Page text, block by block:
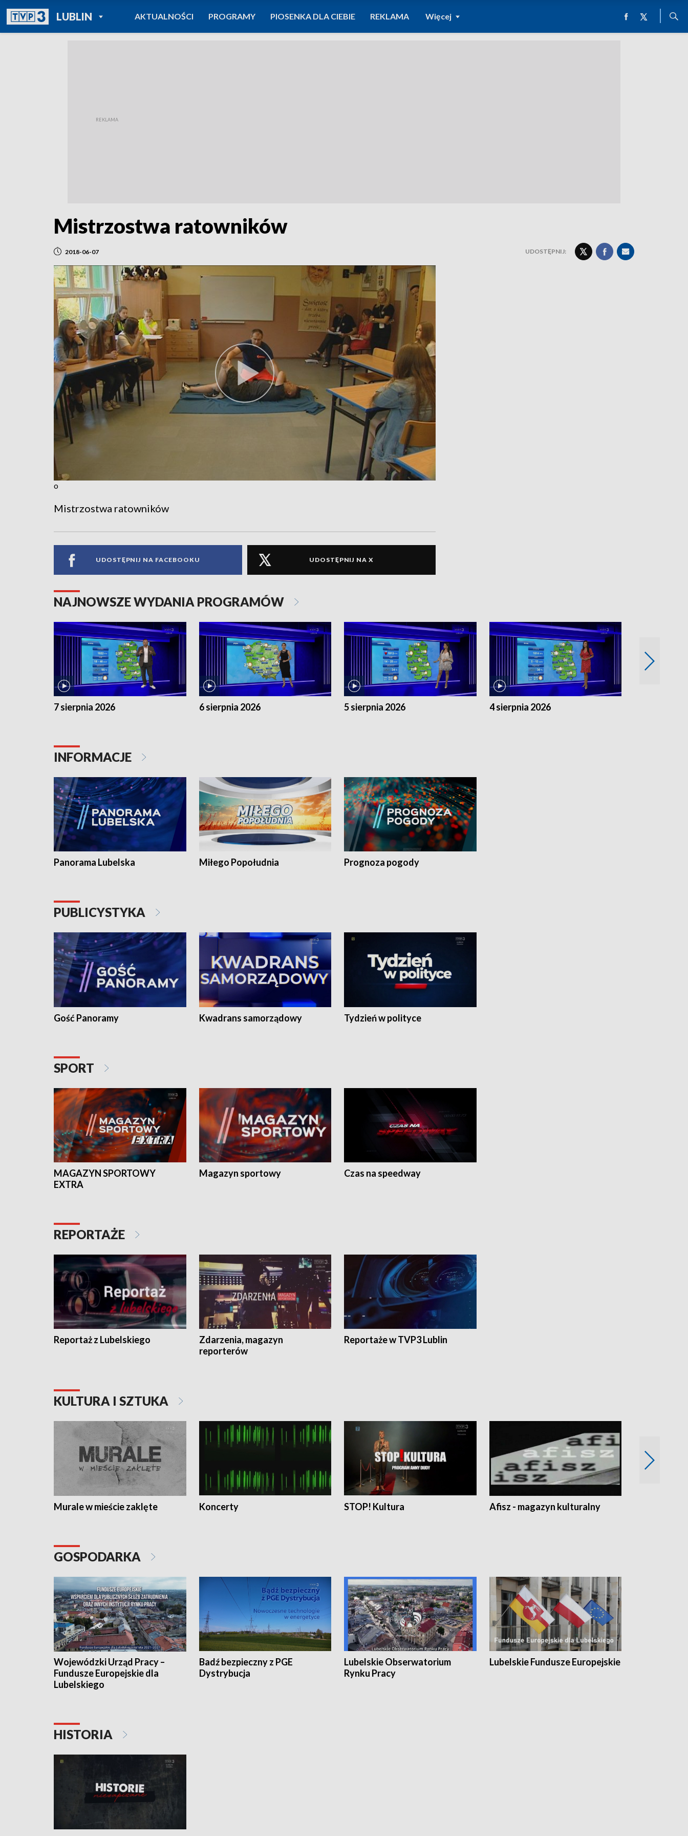
LUBLINPOWRÓT DO
TVP REGIONY
AKTUALNOŚCI PROGRAMY PIOSENKA DLA CIEBIE REKLAMA Więcej
Mistrzostwa ratowników
2018-06-07 UDOSTĘPNIJ:
o
Mistrzostwa ratowników
UDOSTĘPNIJ NA FACEBOOKU UDOSTĘPNIJ NA X
NAJNOWSZE WYDANIA PROGRAMÓW
7 sierpnia 2026 6 sierpnia 2026 5 sierpnia 2026 4 sierpnia 2026
INFORMACJE
Panorama Lubelska Miłego Popołudnia Prognoza pogody
PUBLICYSTYKA
Gość Panoramy Kwadrans samorządowy Tydzień w polityce
SPORT
MAGAZYN SPORTOWY
EXTRA
Magazyn sportowy Czas na speedway
REPORTAŻE
Reportaż z Lubelskiego
Zdarzenia, magazyn
reporterów
Reportaże w TVP3 Lublin
KULTURA I SZTUKA
Murale w mieście zaklęte Koncerty STOP! Kultura Afisz - magazyn kulturalny
GOSPODARKA
Wojewódzki Urząd Pracy –
Fundusze Europejskie dla
Lubelskiego
Badź bezpieczny z PGE
Dystrybucja
Lubelskie Obserwatorium
Rynku Pracy
Lubelskie Fundusze Europejskie
HISTORIA